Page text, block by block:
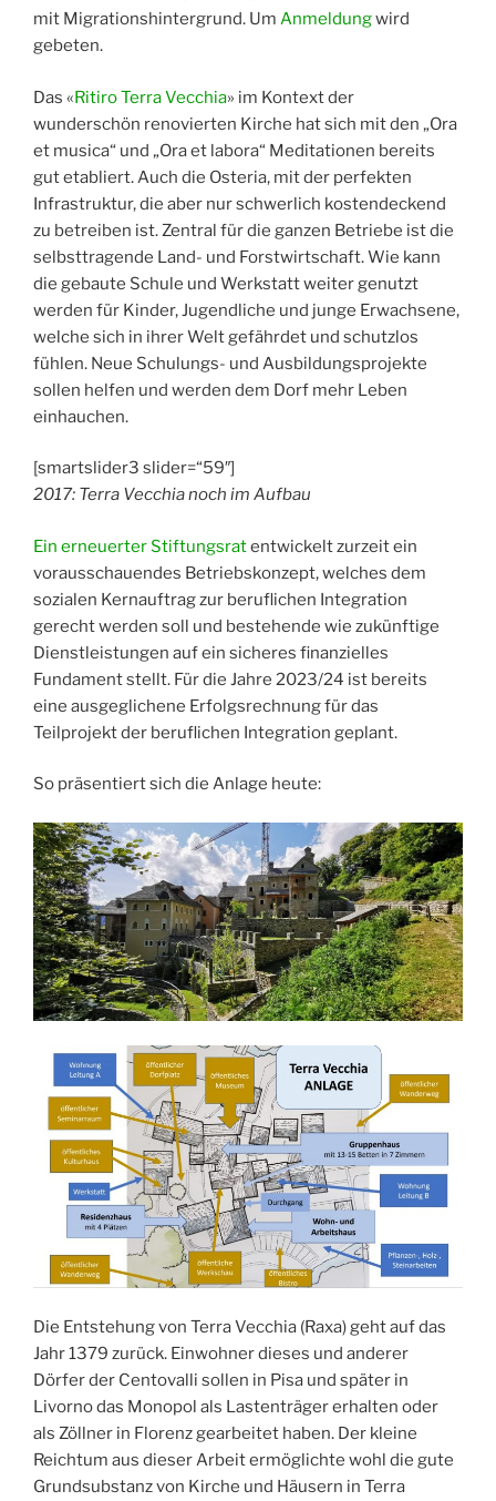
mit Migrationshintergrund. Um Anmeldungwird
gebeten.
Das «Ritiro Terra Vecchia» im Kontext der
wunderschön renovierten Kirche hat sich mit den „Ora
et musica“ und „Ora et labora“ Meditationen bereits
gut etabliert. Auch die Osteria, mit der perfekten
Infrastruktur, die aber nur schwerlich kostendeckend
zu betreiben ist. Zentral für die ganzen Betriebe ist die
selbsttragende Land- und Forstwirtschaft. Wie kann
die gebaute Schule und Werkstatt weiter genutzt
werden für Kinder, Jugendliche und junge Erwachsene,
welche sich in ihrer Welt gefährdet und schutzlos
fühlen. Neue Schulungs- und Ausbildungsprojekte
sollen helfen und werden dem Dorf mehr Leben
einhauchen.
[smartslider3 slider=“59″]
2017: Terra Vecchia noch im Aufbau
Ein erneuerter Stiftungsratentwickelt zurzeit ein
vorausschauendes Betriebskonzept, welches dem
sozialen Kernauftrag zur beruflichen Integration
gerecht werden soll und bestehende wie zukünftige
Dienstleistungen auf ein sicheres finanzielles
Fundament stellt. Für die Jahre 2023/24 ist bereits
eine ausgeglichene Erfolgsrechnung für das
Teilprojekt der beruflichen Integration geplant.
So präsentiert sich die Anlage heute:
Die Entstehung von Terra Vecchia (Raxa) geht auf das
Jahr 1379 zurück. Einwohner dieses und anderer
Dörfer der Centovalli sollen in Pisa und später in
Livorno das Monopol als Lastenträger erhalten oder
als Zöllner in Florenz gearbeitet haben. Der kleine
Reichtum aus dieser Arbeit ermöglichte wohl die gute
Grundsubstanz von Kirche und Häusern in Terra